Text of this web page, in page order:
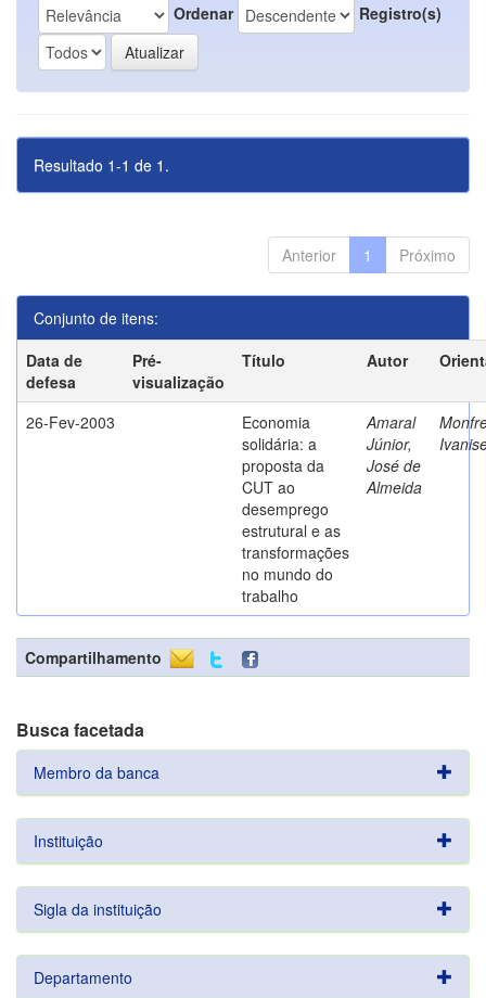
Ordenar Registro(s)
Resultado 1-1 de 1.
Anterior 1 Próximo
Conjunto de itens:
Data de
defesa
Pré-
visualização
Título Autor
26-Fev-2003
Economia
solidária: a
proposta da
CUT ao
desemprego
estrutural e as
transformações
no mundo do
trabalho
Amaral
Júnior,
José de
Almeida
Compartilhamento
Busca facetada
Membro da banca
Instituição
Sigla da instituição
Departamento